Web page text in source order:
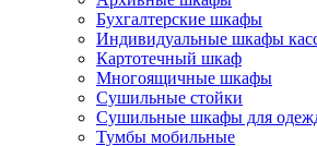
Бухгалтерские шкафы
Индивидуальные шкафы
Картотечный шкаф
Многоящичные шкафы
Сушильные стойки
Сушильные шкафы для
Тумбы мобильные